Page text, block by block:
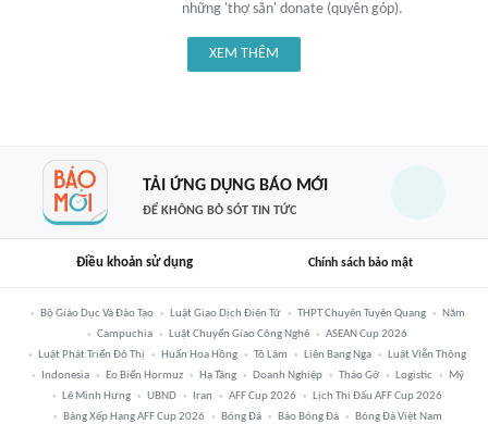
những 'thợ săn' donate (quyên góp).
XEM THÊM
TẢI ỨNG DỤNG BÁO MỚI
ĐỂ KHÔNG BỎ SÓT TIN TỨC
Điều khoản sử dụng Chính sách bảo mật
Bộ Giáo Dục Và Đào Tạo Luật Giao Dịch Điện Tử THPT Chuyên Tuyên Quang
Năm
Campuchia
Luật Chuyển Giao Công Nghệ
ASEAN Cup 2026
Luật Phát Triển Đô Thị
Huấn Hoa Hồng Tô Lâm Liên Bang Nga
Luật Viễn Thông
Indonesia
Eo Biển Hormuz Hạ Tầng Doanh Nghiệp Tháo Gỡ Logistic
Mỹ
Lê Minh Hưng
UBND Iran AFF Cup 2026
Lịch Thi Đấu AFF Cup 2026
Bảng Xếp Hạng AFF Cup 2026
Bóng Đá Báo Bóng Đá Bóng Đá Việt Nam